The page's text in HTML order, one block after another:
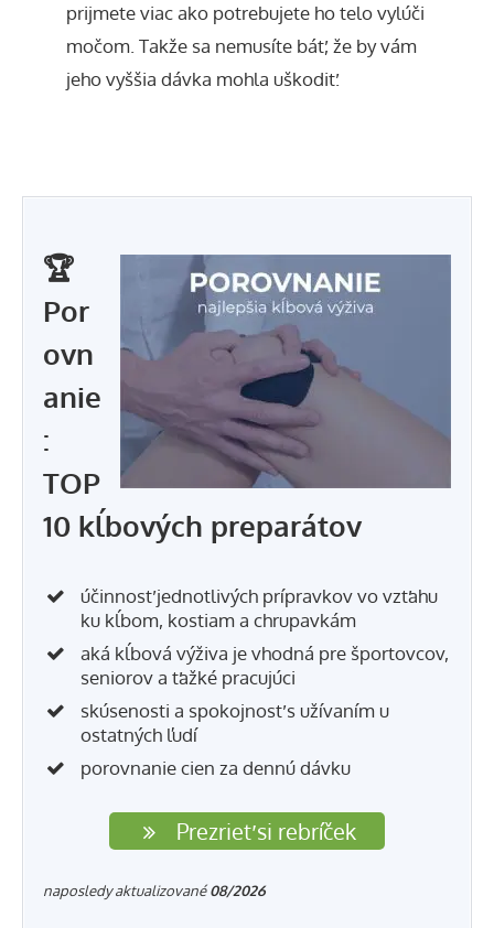
prijmete viac ako potrebujete ho telo vylúči
močom. Takže sa nemusíte báť, že by vám
jeho vyššia dávka mohla uškodiť.
🏆
Por
ovn
anie
:
TOP
10 kĺbových preparátov
účinnosť jednotlivých prípravkov vo vzťahu
ku kĺbom, kostiam a chrupavkám
aká kĺbová výživa je vhodná pre športovcov,
seniorov a ťažké pracujúci
skúsenosti a spokojnosť s užívaním u
ostatných ľudí
porovnanie cien za dennú dávku
Prezrieť si rebríček
naposledy aktualizované 08/2026